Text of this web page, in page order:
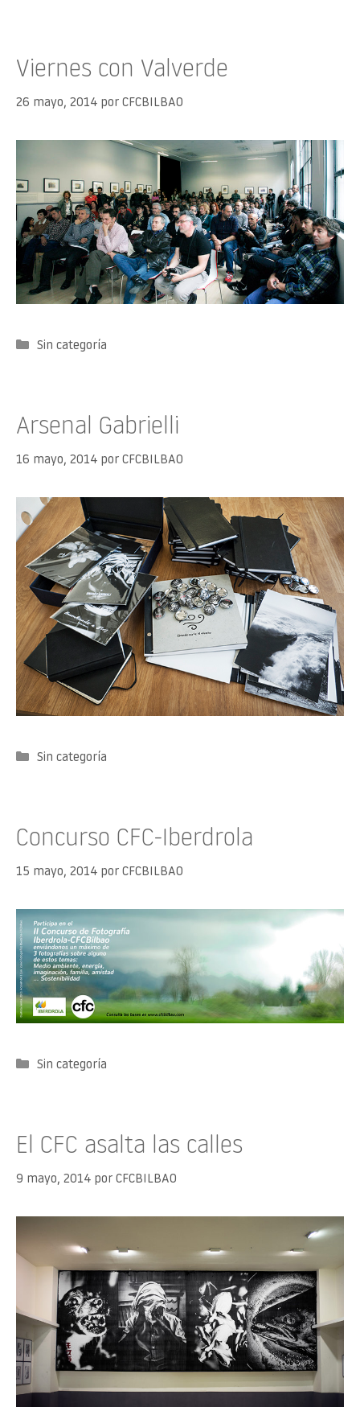
Viernes con Valverde
26 mayo, 2014 por CFCBILBAO
Categorías
Sin categoría
Arsenal Gabrielli
16 mayo, 2014 por CFCBILBAO
Categorías
Sin categoría
Concurso CFC-Iberdrola
15 mayo, 2014 por CFCBILBAO
Categorías
Sin categoría
El CFC asalta las calles
9 mayo, 2014 por CFCBILBAO